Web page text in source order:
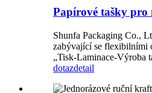
Papírové tašky pro
Shunfa Packaging Co.,
zabývající se flexibilními
„Tisk-Laminace-Výroba
dotazdetail